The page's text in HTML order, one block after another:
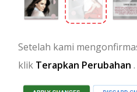
Setelah kami
klik Terapkan Perubahan .